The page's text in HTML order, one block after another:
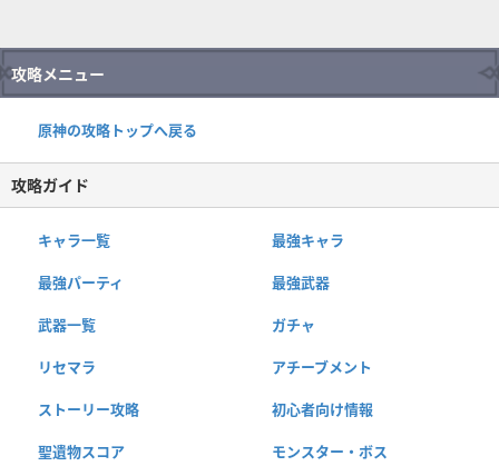
攻略メニュー
原神の攻略トップへ戻る
攻略ガイド
キャラ一覧 最強キャラ
最強パーティ 最強武器
武器一覧 ガチャ
リセマラ アチーブメント
ストーリー攻略 初心者向け情報
聖遺物スコア モンスター・ボス